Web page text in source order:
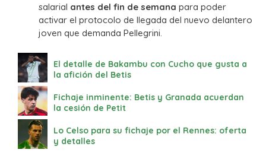
salarial antes del fin de semana para poder
activar el protocolo de llegada del nuevo delantero
joven que demanda Pellegrini.
El detalle de Bakambu con Cucho que gusta a
la afición del Betis
Fichaje inminente: Betis y Granada acuerdan
la cesión de Petit
Lo Celso para su fichaje por el Rennes: oferta
y detalles